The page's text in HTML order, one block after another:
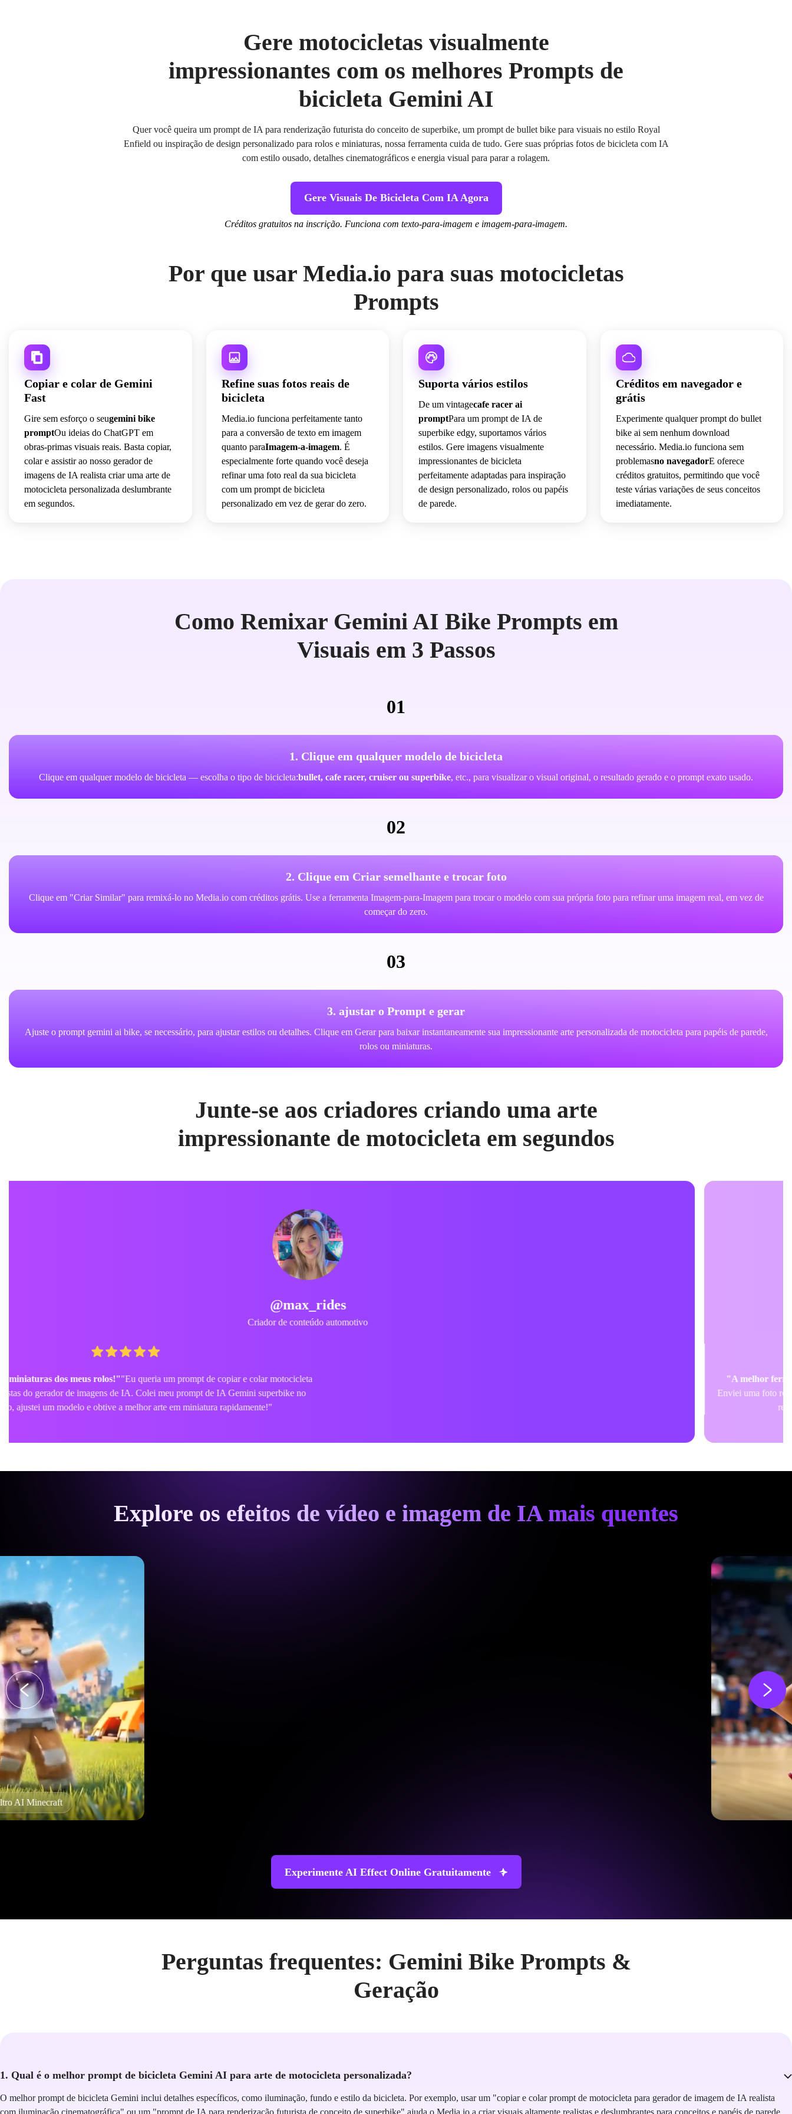
Gere motocicletas visualmente
impressionantes com os melhores Prompts de
bicicleta Gemini AI
Quer você queira um prompt de IA para renderização futurista do conceito de superbike, um prompt de bullet bike para visuais no estilo Royal
Enfield ou inspiração de design personalizado para rolos e miniaturas, nossa ferramenta cuida de tudo. Gere suas próprias fotos de bicicleta com IA
com estilo ousado, detalhes cinematográficos e energia visual para parar a rolagem.
Gere Visuais De Bicicleta Com IA Agora
Créditos gratuitos na inscrição. Funciona com texto-para-imagem e imagem-para-imagem.
Por que usar Media.io para suas motocicletas
Prompts
Copiar e colar de Gemini
Fast
Gire sem esforço o seugemini bike
promptOu ideias do ChatGPT em
obras-primas visuais reais. Basta copiar,
colar e assistir ao nosso gerador de
imagens de IA realista criar uma arte de
motocicleta personalizada deslumbrante
em segundos.
Refine suas fotos reais de
bicicleta
Media.io funciona perfeitamente tanto
para a conversão de texto em imagem
quanto paraImagem-a-imagem. É
especialmente forte quando você deseja
refinar uma foto real da sua bicicleta
com um prompt de bicicleta
personalizado em vez de gerar do zero.
Suporta vários estilos
De um vintagecafe racer ai
promptPara um prompt de IA de
superbike edgy, suportamos vários
estilos. Gere imagens visualmente
impressionantes de bicicleta
perfeitamente adaptadas para inspiração
de design personalizado, rolos ou papéis
de parede.
Créditos em navegador e
grátis
Experimente qualquer prompt do bullet
bike ai sem nenhum download
necessário. Media.io funciona sem
problemasno navegadorE oferece
créditos gratuitos, permitindo que você
teste várias variações de seus conceitos
imediatamente.
Como Remixar Gemini AI Bike Prompts em
Visuais em 3 Passos
01
1. Clique em qualquer modelo de bicicleta
Clique em qualquer modelo de bicicleta — escolha o tipo de bicicleta:bullet, cafe racer, cruiser ou superbike, etc., para visualizar o visual original, o resultado gerado e o prompt exato usado.
02
2. Clique em Criar semelhante e trocar foto
Clique em "Criar Similar" para remixá-lo no Media.io com créditos grátis. Use a ferramenta Imagem-para-Imagem para trocar o modelo com sua própria foto para refinar uma imagem real, em vez de
começar do zero.
03
3. ajustar o Prompt e gerar
Ajuste o prompt gemini ai bike, se necessário, para ajustar estilos ou detalhes. Clique em Gerar para baixar instantaneamente sua impressionante arte personalizada de motocicleta para papéis de parede,
rolos ou miniaturas.
Junte-se aos criadores criando uma arte
impressionante de motocicleta em segundos
Royal Enfield Enthusiast
"A melhor ferramenta para visualizar mods personalizados.""Eu não queria começar do zero.
Enviei uma foto real da minha bicicleta, usei um prompt bullet bike para visuais no estilo royal enfield e
refinei-o. Transformou completamente a aparência da minha bicicleta!"
Explore os efeitos de vídeo e imagem de IA mais quentes
Efeito twerking AI
Experimente AI Effect Online Gratuitamente
Perguntas frequentes: Gemini Bike Prompts &
Geração
1. Qual é o melhor prompt de bicicleta Gemini AI para arte de motocicleta personalizada?
O melhor prompt de bicicleta Gemini inclui detalhes específicos, como iluminação, fundo e estilo da bicicleta. Por exemplo, usar um "copiar e colar prompt de motocicleta para gerador de imagem de IA realista
com iluminação cinematográfica" ou um "prompt de IA para renderização futurista de conceito de superbike" ajuda o Media.io a criar visuais altamente realistas e deslumbrantes para conceitos e papéis de parede.